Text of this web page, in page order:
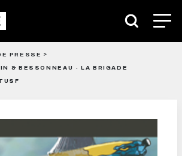
PRESSE
& BESSONNEAU - LA BRIGADE